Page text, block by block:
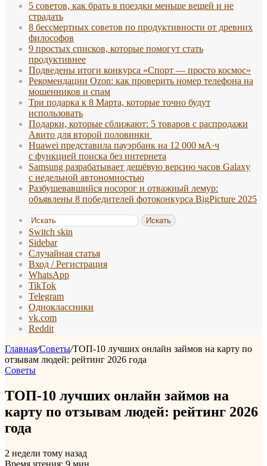
5 советов, как брать в поездки меньше вещей и не
страдать
8 бессмертных советов по продуктивности от древних
философов
9 простых списков, которые помогут стать
продуктивнее
Подведены итоги конкурса «Спорт — просто космос»
Рекомендации Ozon: как проверить номер телефона на
мошенников и спам
Три подарка к 8 Марта, которые точно будут
использовать
Подарки, которые сближают: 5 товаров с распродажи
Авито для второй половинки
Huawei представила пауэрбанк на 12 000 мА·ч
с функцией поиска без интернета
Samsung разрабатывает дешёвую версию часов Galaxy
с недельной автономностью
Разбушевавшийся носорог и отважный лемур:
объявлены 8 победителей фотоконкурса BigPicture 2025
Искать
Switch skin
Sidebar
Случайная статья
Вход / Регистрация
WhatsApp
TikTok
Telegram
Одноклассники
vk.com
Reddit
Главная/Советы/ТОП-10 лучших онлайн займов на карту по
отзывам людей: рейтинг 2026 года
Советы
ТОП-10 лучших онлайн займов на
карту по отзывам людей: рейтинг 2026
года
2 недели тому назад
Время чтения: 9 мин.